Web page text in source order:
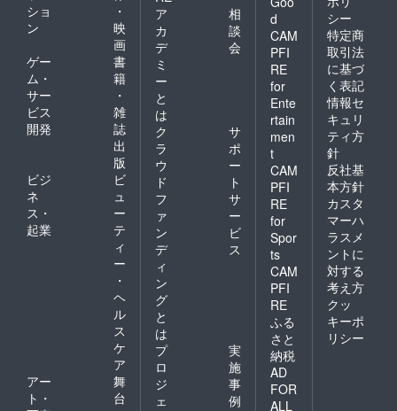
ショ
ン
・
映
画
ゲー
ム・
サー
ビス
開発
書
籍
・
雑
誌
出
版
ビジ
ネ
ス・
起業
ビ
ュ
ー
テ
ィ
ー
・
ヘ
ル
ス
ケ
ア
アー
ト・
舞
台
ア
カ
デ
ミ
ー
と
は
相
談
会
ク
ラ
ウ
ド
フ
ァ
ン
デ
ィ
ン
グ
と
は
サ
ポ
ー
ト
サ
ー
ビ
ス
プ
ロ
ジ
ェ
実
施
事
例
d
CAM
PFI
RE
for
Ente
rtain
men
t
CAM
PFI
RE
for
Spor
ts
CAM
PFI
RE
ふる
さと
納税
AD
FOR
ALL
シー
特定商
取引法
に基づ
く表記
情報セ
キュリ
ティ方
針
反社基
本方針
カスタ
マーハ
ラスメ
ントに
対する
考え方
クッ
キーポ
リシー